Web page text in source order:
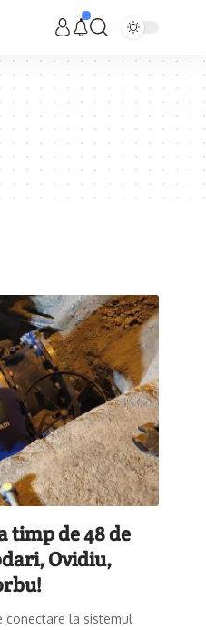
timp de 48 de
Ovidiu,
conectare la sistemul